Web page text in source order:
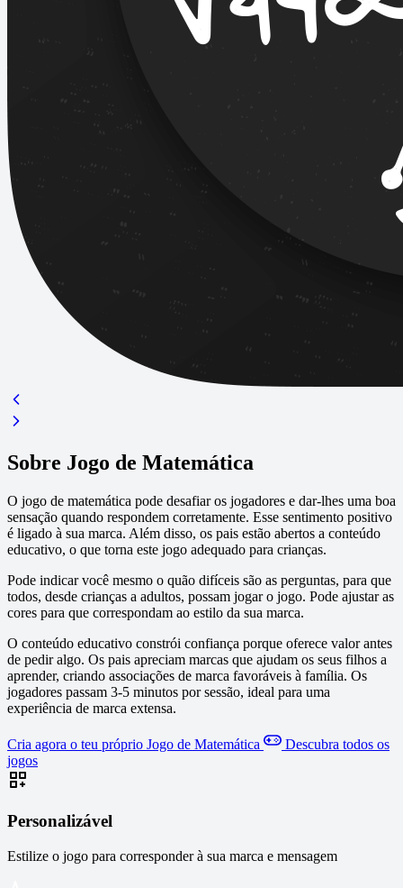
Sobre Jogo de Matemática
O jogo de matemática pode desafiar os jogadores e dar-lhes uma boa
sensação quando respondem corretamente. Esse sentimento positivo
é ligado à sua marca. Além disso, os pais estão abertos a conteúdo
educativo, o que torna este jogo adequado para crianças.
Pode indicar você mesmo o quão difíceis são as perguntas, para que
todos, desde crianças a adultos, possam jogar o jogo. Pode ajustar as
cores para que correspondam ao estilo da sua marca.
O conteúdo educativo constrói confiança porque oferece valor antes
de pedir algo. Os pais apreciam marcas que ajudam os seus filhos a
aprender, criando associações de marca favoráveis à família. Os
jogadores passam 3-5 minutos por sessão, ideal para uma
experiência de marca extensa.
Cria agora o teu próprio Jogo de Matemática
Descubra todos os
jogos
Personalizável
Estilize o jogo para corresponder à sua marca e mensagem